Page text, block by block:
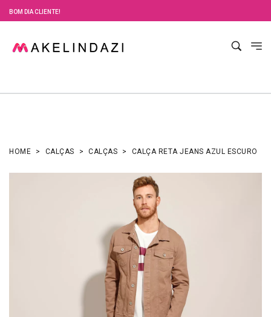
BOM DIA CLIENTE!
HOME CALÇAS CALÇAS CALÇA RETA JEANS AZUL ESCURO